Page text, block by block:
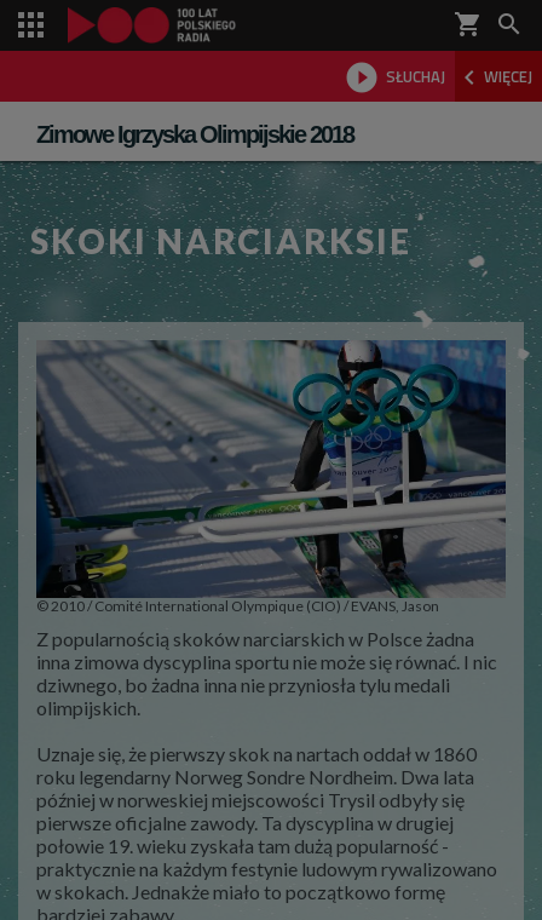
shopping_cart 
 SŁUCHAJ  WIĘCEJ

Zimowe Igrzyska Olimpijskie 2018
SKOKI NARCIARKSIE
© 2010 / Comité International Olympique (CIO) / EVANS, Jason
Z popularnością skoków narciarskich w Polsce żadna
inna zimowa dyscyplina sportu nie może się równać. I nic
dziwnego, bo żadna inna nie przyniosła tylu medali
olimpijskich.
Uznaje się, że pierwszy skok na nartach oddał w 1860
roku legendarny Norweg Sondre Nordheim. Dwa lata
później w norweskiej miejscowości Trysil odbyły się
pierwsze oficjalne zawody. Ta dyscyplina w drugiej
połowie 19. wieku zyskała tam dużą popularność -
praktycznie na każdym festynie ludowym rywalizowano
w skokach. Jednakże miało to początkowo formę
bardziej zabawy.